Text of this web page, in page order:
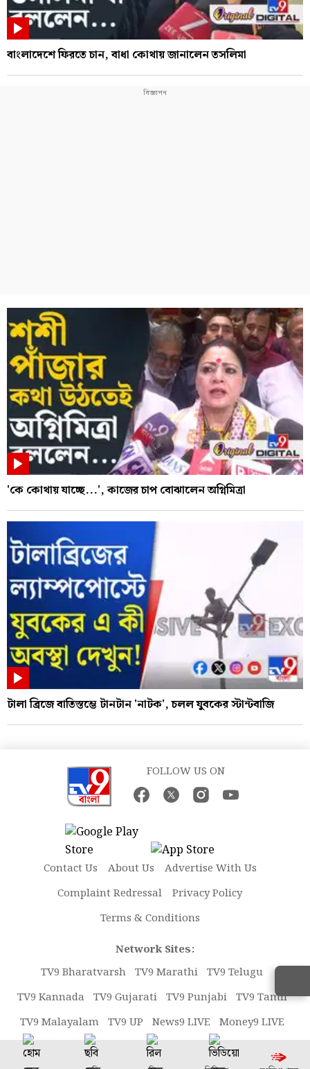
বাংলাদেশে ফিরতে চান, বাধা কোথায় জানালেন তসলিমা
'কে কোথায় যাচ্ছে...', কাজের চাপ বোঝালেন অগ্নিমিত্রা
টালা ব্রিজে বাতিস্তম্ভে টানটান 'নাটক', চলল যুবকের স্টান্টবাজি
FOLLOW US ON
Contact Us About Us
Advertise With Us
Complaint Redressal
Privacy Policy
Terms & Conditions
Network Sites:
TV9 Bharatvarsh TV9 Marathi TV9 Telugu
TV9 Kannada TV9 Gujarati TV9 Punjabi TV9 Tamil
TV9 Malayalam TV9 UP News9 LIVE Money9 LIVE
Copyright © 2026 TV9 Bangla. All rights reserved.